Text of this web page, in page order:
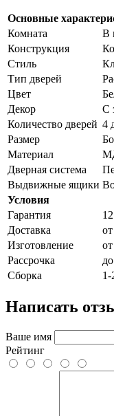
Основные
Комната
В
Конструкция
Стиль
Тип дверей
Цвет
Декор
С
Количество дверей 4
Размер
Материал
Дверная система
Выдвижные ящики
Условия
Гарантия
Доставка
Изготовление
Рассрочка
Сборка
1-
Написать
Ваше имя
Рейтинг